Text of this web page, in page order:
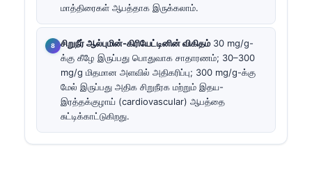
மாத்திரைகள் ஆபத்தாக இருக்கலாம்.
சிறுநீர் ஆல்புமின்-கிரியேட்டினின் விகிதம்30 mg/g-
க்கு கீழே இருப்பது பொதுவாக சாதாரணம்; 30–300
mg/g மிதமான அளவில் அதிகரிப்பு; 300 mg/g-க்கு
மேல் இருப்பது அதிக சிறுநீரக மற்றும் இதய-
இரத்தக்குழாய் (cardiovascular) ஆபத்தை
சுட்டிக்காட்டுகிறது.